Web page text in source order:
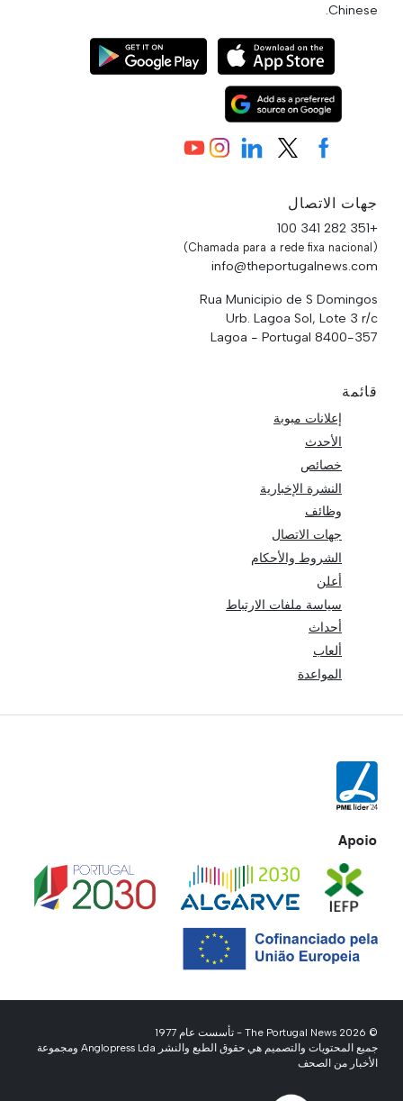
Chinese.
جهات الاتصال
+351 282 341 100
(Chamada para a rede fixa nacional)
info@theportugalnews.com
Rua Municipio de S Domingos
Urb. Lagoa Sol, Lote 3 r/c
8400-357 Lagoa - Portugal
قائمة
إعلانات مبوبة
الأحدث
خصائص
النشرة الإخبارية
وظائف
جهات الاتصال
الشروط والأحكام
أعلن
سياسة ملفات الارتباط
أحداث
ألعاب
المواعدة
Apoio
© 2026 The Portugal News - تأسست عام 1977
جميع المحتويات والتصميم هي حقوق الطبع والنشر Anglopress Lda ومجموعة
الأخبار من الصحف